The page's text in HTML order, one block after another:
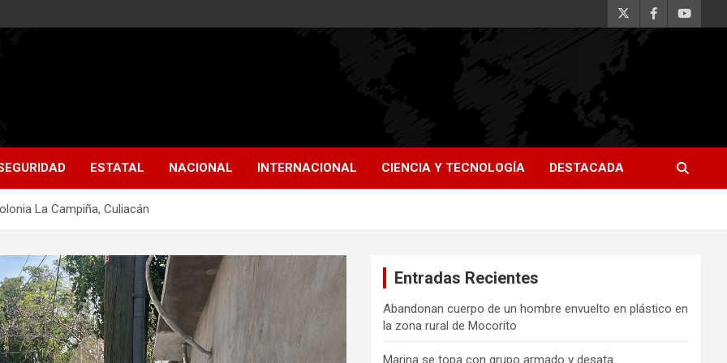
ESTATAL NACIONAL INTERNACIONAL CIENCIA Y TECNOLOGÍA DESTACADA
La Campiña, Culiacán
Entradas Recientes
Abandonan cuerpo de un hombre envuelto en plástico en
la zona rural de Mocorito
Marina se topa con grupo armado y desata